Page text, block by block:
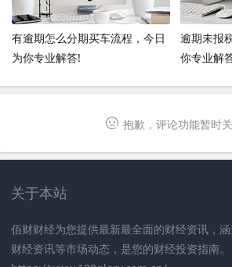
有逾期怎么分期买车流程，今日
为你专业解答!
逾期未报
你专业解
抱歉，评论功能暂时
关于本站
佰财财经为您提供最新最全面的财经资讯，
财经资讯等市场动态，是您的财经投资指南。